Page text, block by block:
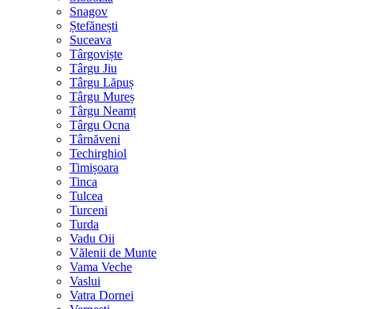
Snagov
Ștefănești
Suceava
Târgoviște
Târgu Jiu
Târgu Lăpuș
Târgu Mureș
Târgu Neamț
Târgu Ocna
Târnăveni
Techirghiol
Timișoara
Tinca
Tulcea
Turceni
Turda
Vadu Oii
Vălenii de Munte
Vama Veche
Vaslui
Vatra Dornei